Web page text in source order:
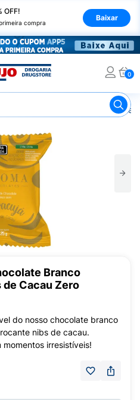
OFF!
compra
Baixar
0
Chocolate
Branco
de Cacau Zero
do nosso chocolate branco
nibs de cacau.
momentos irresistíveis!